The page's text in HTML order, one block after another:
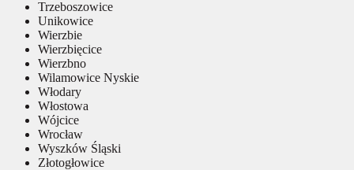
Trzeboszowice
Unikowice
Wierzbie
Wierzbięcice
Wierzbno
Wilamowice Nyskie
Włodary
Włostowa
Wójcice
Wrocław
Wyszków Śląski
Złotogłowice